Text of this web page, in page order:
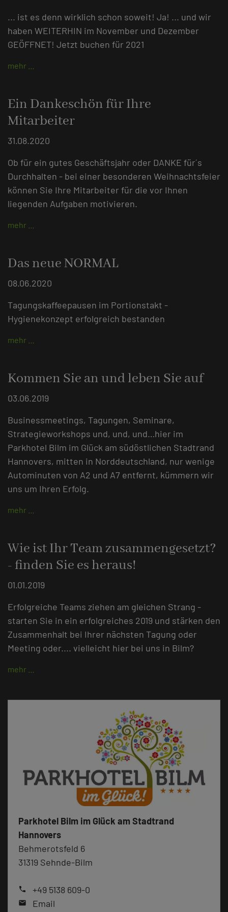
... ist es denn wirklich schon soweit! Ja! ... und wir
haben WEITERHIN im November und Dezember
GEÖFFNET! Jetzt buchen für 2021
mehr …
Ein Dankeschön für Ihre
Mitarbeiter
31.08.2020
Ob für ein gutes Geschäftsjahr oder DANKE für´s
Durchhalten - bei einer besonderen Weihnachtsfeier
können Sie Ihre Mitarbeiter für die vor Ihnen
liegenden Aufgaben motivieren.
mehr …
Das neue NORMAL
08.06.2020
Tagungskaffeepausen im Portionstakt -
Hygienekonzept erfolgreich bestanden
mehr …
Kommen Sie an und leben Sie auf
03.06.2019
Businessmeetings, Tagungen, Seminare,
Strategieworkshops und, und, und…hier im
Parkhotel Bilm im Glück am südöstlichen Stadtrand
Hannovers, mitten in Norddeutschland, nur wenige
Autominuten von A2 und A7 entfernt, kümmern wir
uns um Ihren Erfolg.
mehr …
Wie ist Ihr Team zusammengesetzt?
- finden Sie es heraus!
01.01.2019
Erfolgreiche Teams ziehen am gleichen Strang -
starten Sie in ein erfolgreiches 2019 und stärken den
Zusammenhalt bei Ihrer nächsten Tagung oder
Meeting oder.... vielleicht hier bei uns in Bilm?
mehr …
Parkhotel Bilm im Glück am Stadtrand
Hannovers
Behmerotsfeld 6
31319 Sehnde-Bilm
phone +49 5138 609-0
mail Email